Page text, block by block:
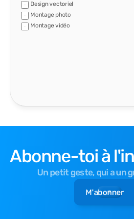
Design vectoriel
Montage photo
Montage vidéo
Abonne-toi à
Un petit geste, qui a un
M'abonner